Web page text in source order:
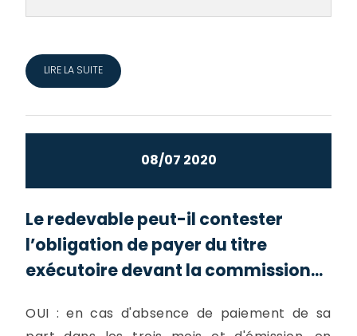
LIRE LA SUITE
08/07 2020
Le redevable peut-il contester
l’obligation de payer du titre
exécutoire devant la commission...
OUI : en cas d'absence de paiement de sa